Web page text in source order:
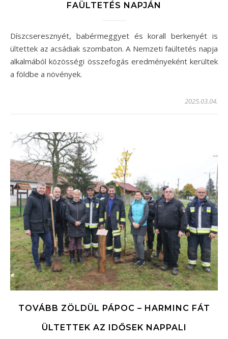
FAÜLTETÉS NAPJÁN
Díszcseresznyét, babérmeggyet és korall berkenyét is
ültettek az acsádiak szombaton. A Nemzeti faültetés napja
alkalmából közösségi összefogás eredményeként kerültek
a földbe a növények.
2025.03.04.
TOVÁBB ZÖLDÜL PÁPOC – HARMINC FÁT
ÜLTETTEK AZ IDŐSEK NAPPALI